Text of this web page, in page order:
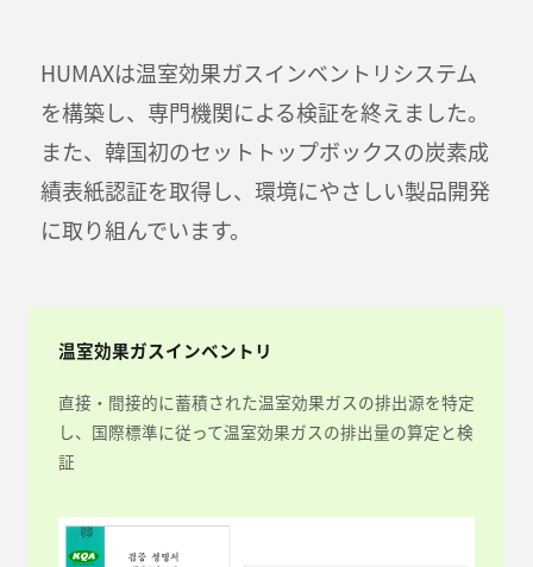
HUMAXは温室効果ガスインベントリシステム
を構築し、専門機関による検証を終えました。
また、韓国初のセットトップボックスの炭素成
績表紙認証を取得し、環境にやさしい製品開発
に取り組んでいます。
温室効果ガスインベントリ
直接・間接的に蓄積された温室効果ガスの排出源を特定
し、国際標準に従って温室効果ガスの排出量の算定と検
証